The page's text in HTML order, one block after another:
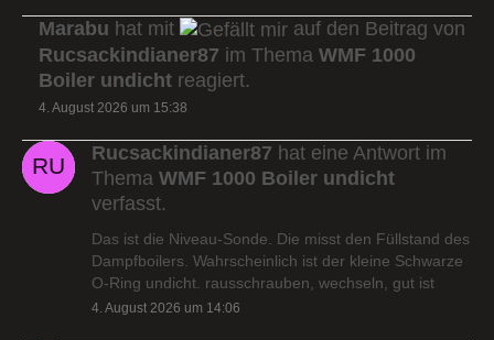
Marabu hat mit
auf den Beitrag von
Rucsackindianer87 im Thema WMF 1000
Boiler undicht reagiert.
4. August 2026 um 15:38
Rucsackindianer87 hat eine Antwort im
Thema WMF 1000 Boiler undicht
verfasst.
Das ist die Niveau-Sonde. Die misst den Füllstand des
Dampfboilers. Wahrscheinlich ist der kleine Schwarze
O-Ring undicht. rausschrauben, wechseln, gut ist
4. August 2026 um 14:06